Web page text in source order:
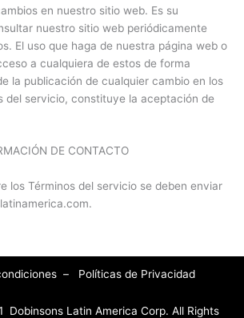
en nuestro sitio web. Es su
nuestro sitio web periódicamente
El uso que haga de nuestra página web o
a cualquiera de estos de forma
la publicación de cualquier cambio en los
del servicio, constituye la aceptación de
DE CONTACTO
los Términos del servicio se deben enviar
– Políticas de Privacidad
Latin America Corp. All Rights